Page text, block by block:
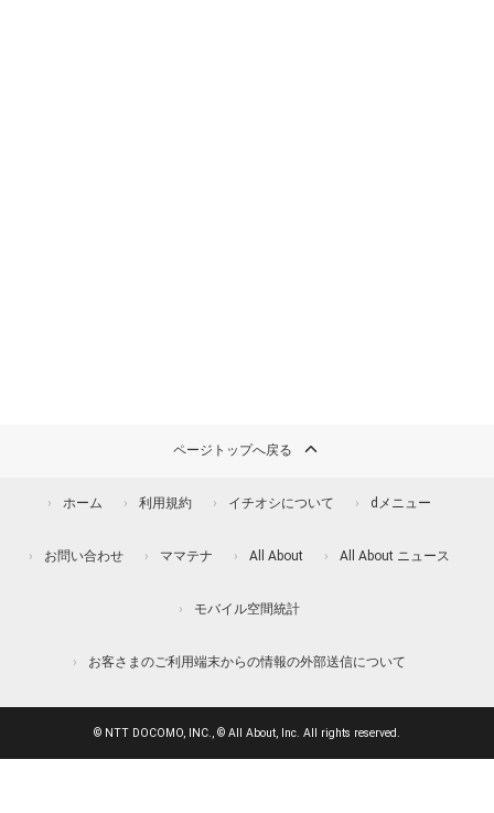
ページトップへ戻る
ホーム 利用規約 イチオシについて dメニュー
お問い合わせ ママテナ All About All About ニュース
モバイル空間統計
お客さまのご利用端末からの情報の外部送信について
© NTT DOCOMO, INC., © All About, Inc. All rights reserved.